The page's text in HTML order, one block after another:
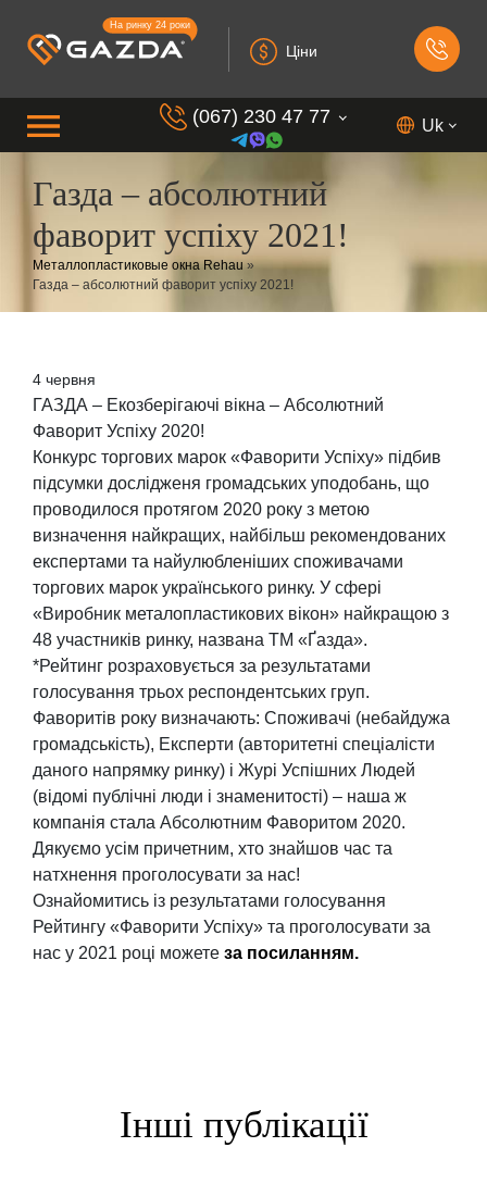
На ринку 24 роки
Ціни
(067) 230 47 77
(099) 230 73 37
(050) 230 7 337
(073) 230 7 337
Uk
Газда – абсолютний
фаворит успіху 2021!
Металлопластиковые окна Rehau»
Газда – абсолютний фаворит успіху 2021!
4 червня
ГАЗДА – Екозберігаючі вікна – Абсолютний
Фаворит Успіху 2020!
Конкурс торгових марок «Фаворити Успіху» підбив
підсумки дослідженя громадських уподобань, що
проводилося протягом 2020 року з метою
визначення найкращих, найбільш рекомендованих
експертами та найулюбленіших споживачами
торгових марок українського ринку. У сфері
«Виробник металопластикових вікон» найкращою з
48 участників ринку, названа ТМ «Ґазда».
*Рейтинг розраховується за результатами
голосування трьох респондентських груп.
Фаворитів року визначають: Споживачі (небайдужа
громадськість), Експерти (авторитетні спеціалісти
даного напрямку ринку) і Журі Успішних Людей
(відомі публічні люди і знаменитості) – наша ж
компанія стала Абсолютним Фаворитом 2020.
Дякуємо усім причетним, хто знайшов час та
натхнення проголосувати за нас!
Ознайомитись із результатами голосування
Рейтингу «Фаворити Успіху» та проголосувати за
нас у 2021 році можете за посиланням.
Інші публікації